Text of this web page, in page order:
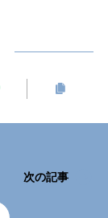
次の記事